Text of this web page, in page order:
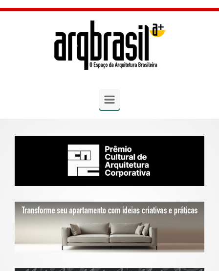
Skip to main content